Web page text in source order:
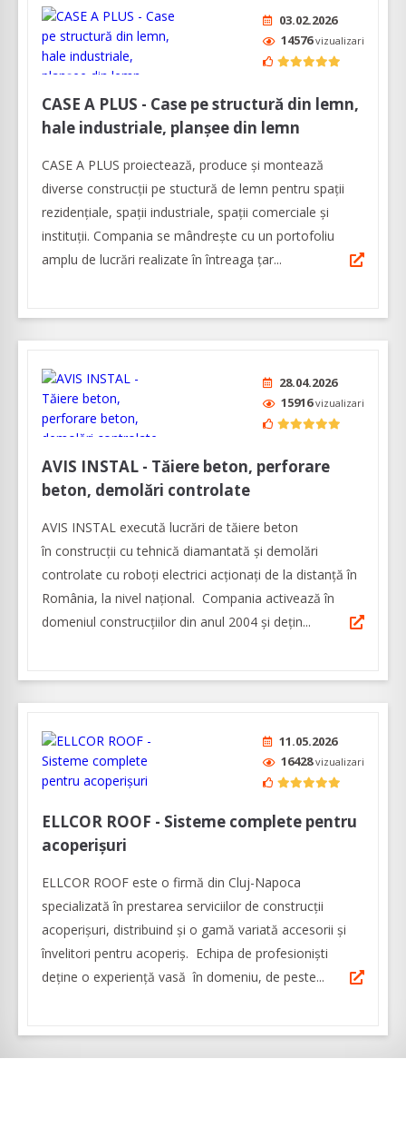
03.02.2026
14576vizualizari
CASE A PLUS - Case pe structură din lemn,
hale industriale, planșee din lemn
CASE A PLUS proiectează, produce și montează
diverse construcții pe stuctură de lemn pentru spații
rezidențiale, spații industriale, spații comerciale și
instituții. Compania se mândrește cu un portofoliu
amplu de lucrări realizate în întreaga țar...
28.04.2026
15916vizualizari
AVIS INSTAL - Tăiere beton, perforare
beton, demolări controlate
AVIS INSTAL execută lucrări de tăiere beton
în construcţii cu tehnică diamantată și demolări
controlate cu roboți electrici acționați de la distanță în
România, la nivel naţional. Compania activează în
domeniul construcţiilor din anul 2004 și dețin...
11.05.2026
16428vizualizari
ELLCOR ROOF - Sisteme complete pentru
acoperișuri
ELLCOR ROOF este o firmă din Cluj-Napoca
specializată în prestarea serviciilor de construcții
acoperișuri, distribuind și o gamă variată accesorii și
învelitori pentru acoperiș. Echipa de profesioniști
deține o experiență vasă în domeniu, de peste...